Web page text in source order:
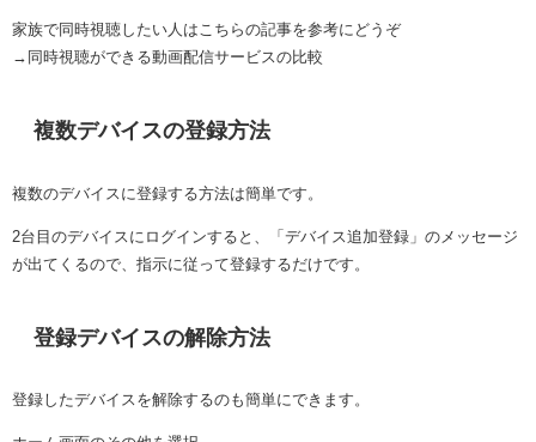
家族で同時視聴したい人はこちらの記事を参考にどうぞ
→同時視聴ができる動画配信サービスの比較
複数デバイスの登録方法
複数のデバイスに登録する方法は簡単です。
2台目のデバイスにログインすると、「デバイス追加登録」のメッセージ
が出てくるので、指示に従って登録するだけです。
登録デバイスの解除方法
登録したデバイスを解除するのも簡単にできます。